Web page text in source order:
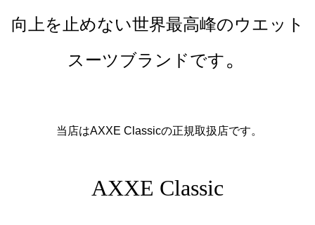
向上を止めない世界最高峰のウエット
スーツブランドです。
当店はAXXE Classicの正規取扱店です。
AXXE Classic